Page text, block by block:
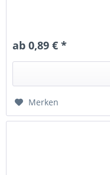
ab 0,89 € *
Merken